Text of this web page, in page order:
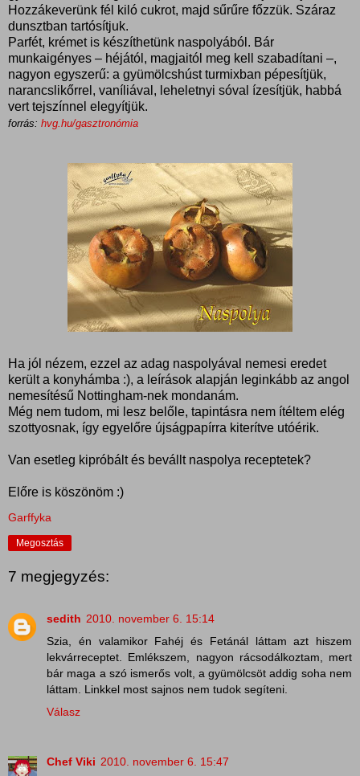
Hozzákeverünk fél kiló cukrot, majd sűrűre főzzük. Száraz
dunsztban tartósítjuk.
Parfét, krémet is készíthetünk naspolyából. Bár
munkaigényes – héjától, magjaitól meg kell szabadítani –,
nagyon egyszerű: a gyümölcshúst turmixban pépesítjük,
narancslikőrrel, vaníliával, leheletnyi sóval ízesítjük, habbá
vert tejszínnel elegyítjük.
forrás: hvg.hu/gasztronómia
Ha jól nézem, ezzel az adag naspolyával nemesi eredet
került a konyhámba :), a leírások alapján leginkább az angol
nemesítésű Nottingham-nek mondanám.
Még nem tudom, mi lesz belőle, tapintásra nem ítéltem elég
szottyosnak, így egyelőre újságpapírra kiterítve utóérik.
Van esetleg kipróbált és bevállt naspolya receptetek?
Előre is köszönöm :)
Garffyka
Megosztás
7 megjegyzés:
sedith 2010. november 6. 15:14
Szia, én valamikor Fahéj és Fetánál láttam azt hiszem
lekvárreceptet. Emlékszem, nagyon rácsodálkoztam, mert
bár maga a szó ismerős volt, a gyümölcsöt addig soha nem
láttam. Linkkel most sajnos nem tudok segíteni.
Válasz
Chef Viki 2010. november 6. 15:47